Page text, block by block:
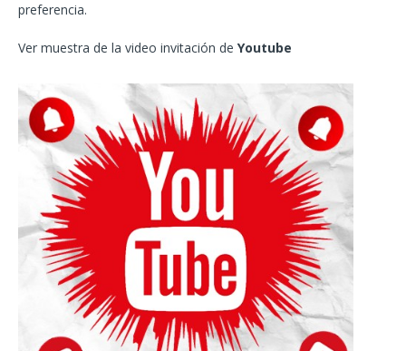
preferencia.
Ver muestra de la video invitación de Youtube